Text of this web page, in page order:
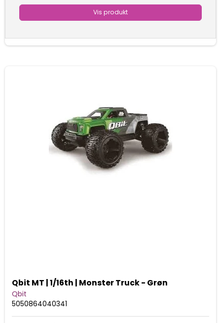
Vis produkt
Qbit MT | 1/16th | Monster Truck - Grøn
Qbit
5050864040341